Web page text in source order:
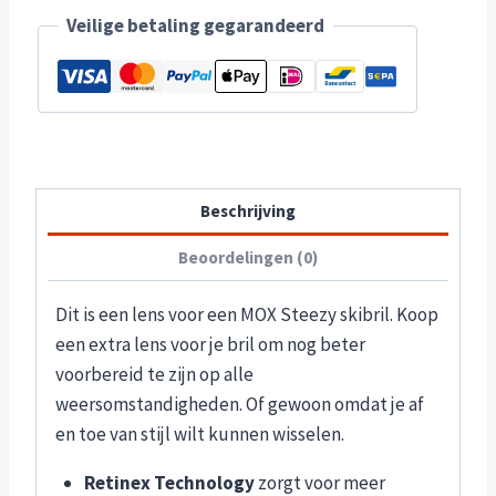
Veilige betaling gegarandeerd
Beschrijving
Beoordelingen (0)
Dit is een lens voor een MOX Steezy skibril. Koop
een extra lens voor je bril om nog beter
voorbereid te zijn op alle
weersomstandigheden. Of gewoon omdat je af
en toe van stijl wilt kunnen wisselen.
Retinex Technologyzorgt voor meer